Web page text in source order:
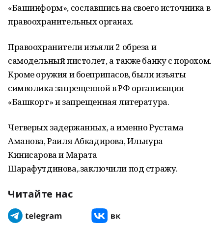
«Башинформ», сославшись на своего источника в
правоохранительных органах.
Правоохранители изъяли 2 обреза и
самодельный пистолет, а также банку с порохом.
Кроме оружия и боеприпасов, были изъяты
символика запрещенной в РФ организации
«Башкорт» и запрещенная литература.
Четверых задержанных, а именно Рустама
Аманова, Раиля Абкадирова, Ильнура
Кинисарова и Марата
Шарафутдинова,.заключили под стражу.
Читайте нас